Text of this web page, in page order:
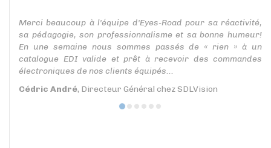
Merci beaucoup à l'équipe d'Eyes-Road pour sa réactivité,
sa pédagogie, son professionnalisme et sa bonne humeur!
En une semaine nous sommes passés de « rien » à un
catalogue EDI valide et prêt à recevoir des commandes
électroniques de nos clients équipés...
Cédric André, Directeur Général chez SDLVision